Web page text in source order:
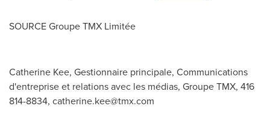
SOURCE Groupe TMX Limitée
Catherine Kee, Gestionnaire principale, Communications
d'entreprise et relations avec les médias, Groupe TMX, 416
814-8834, catherine.kee@tmx.com